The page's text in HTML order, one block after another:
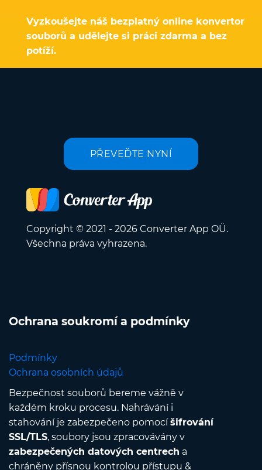
Vyzkoušejte náš bezplatný online konvertor
souborů a udělejte si práci zdarma a bez
potíží.
PŘEVEĎTE NYNÍ
Copyright © 2021 - 2026 Converter App OÜ.
Všechna práva vyhrazena.
Ochrana soukromí a podmínky
Podmínky
Ochrana osobních údajů
Bezpečnost souborů bereme vážně v
každém kroku procesu. Nahrávání i
stahování je zabezpečeno pomocíšifrování
SSL/TLS, soubory jsou zpracovávány v
zabezpečených datových centrech a
chráněny přísnou kontrolou přístupu &